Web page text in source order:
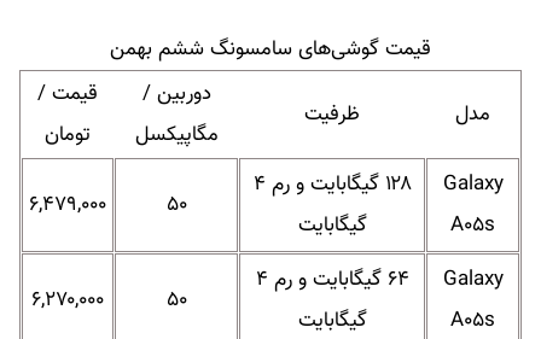
قیمت گوشی‌های سامسونگ ششم بهمن
مدل ظرفیت
دوربین /
مگاپیکسل
قیمت /
تومان
Galaxy
A۰۵s
۱۲۸ گیگابایت و رم ۴
گیگابایت
۵۰ ۶,۴۷۹,۰۰۰
Galaxy
A۰۵s
۶۴ گیگابایت و رم ۴
گیگابایت
۵۰ ۶,۲۷۰,۰۰۰